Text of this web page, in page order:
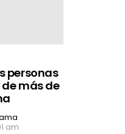
personas
más de
am